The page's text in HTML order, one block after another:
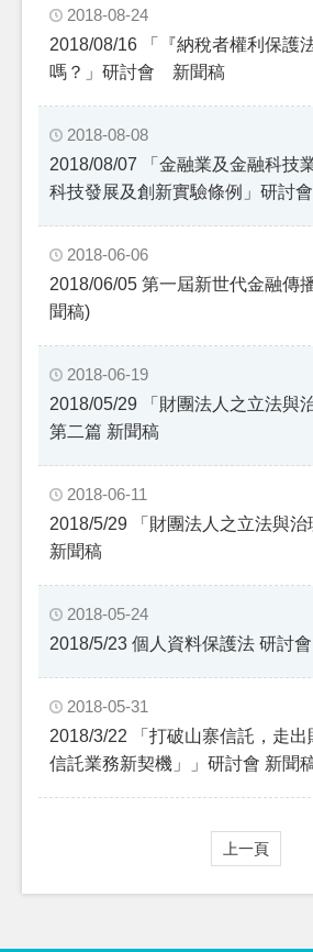
2018-08-24
2018/08/16 「『納稅者權利保護
嗎？」研討會 新聞稿
2018-08-08
2018/08/07 「金融業及金融科技
科技發展及創新實驗條例」研討
2018-06-06
2018/06/05 第一屆新世代金融傳
聞稿)
2018-06-19
2018/05/29 「財團法人之立法與
第二篇 新聞稿
2018-06-11
2018/5/29 「財團法人之立法與
新聞稿
2018-05-24
2018/5/23 個人資料保護法 研討
2018-05-31
2018/3/22 「打破山寨信託，走出
信託業務新契機」」研討會 新聞
上一頁